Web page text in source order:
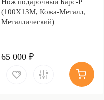
Нож подарочный Барс-P
(100Х13М, Кожа-Металл,
Металлический)
65 000 ₽